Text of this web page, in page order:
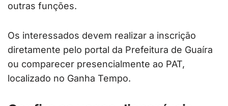
outras funções.
Os interessados devem realizar a inscrição
diretamente pelo portal da Prefeitura de Guaíra
ou comparecer presencialmente ao PAT,
localizado no Ganha Tempo.